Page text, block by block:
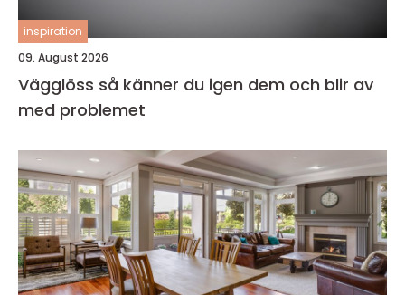
inspiration
09. August 2026
Vägglöss så känner du igen dem och blir av
med problemet